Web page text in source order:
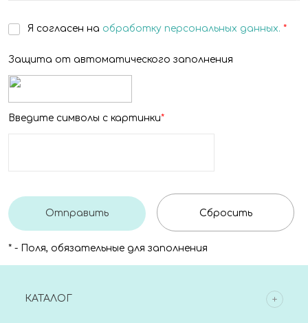
Я согласен на обработку персональных данных. *
Защита от автоматического заполнения
Введите символы с картинки*
* - Поля, обязательные для заполнения
КАТАЛОГ